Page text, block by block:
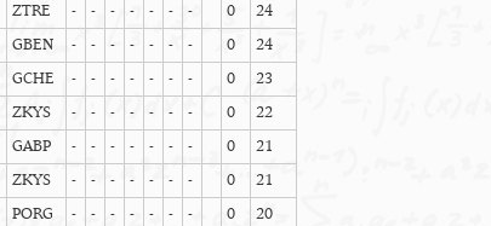
ZTRE - - - - - - - 0
24
GBEN - - - - - - - 0
24
GCHE - - - - - - - 0
23
ZKYS - - - - - - - 0
22
GABP - - - - - - - 0
21
ZKYS - - - - - - - 0
21
PORG - - - - - - - 0
20